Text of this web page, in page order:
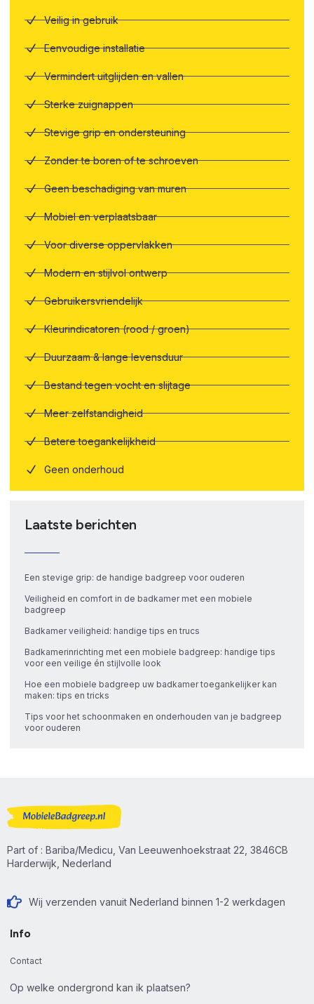
Veilig in gebruik
Eenvoudige installatie
Vermindert uitglijden en vallen
Sterke zuignappen
Stevige grip en ondersteuning
Zonder te boren of te schroeven
Geen beschadiging van muren
Mobiel en verplaatsbaar
Voor diverse oppervlakken
Modern en stijlvol ontwerp
Gebruikersvriendelijk
Kleurindicatoren (rood / groen)
Duurzaam & lange levensduur
Bestand tegen vocht en slijtage
Meer zelfstandigheid
Betere toegankelijkheid
Geen onderhoud
Laatste berichten
Een stevige grip: de handige badgreep voor ouderen
Veiligheid en comfort in de badkamer met een mobiele
badgreep
Badkamer veiligheid: handige tips en trucs
Badkamerinrichting met een mobiele badgreep: handige tips
voor een veilige én stijlvolle look
Hoe een mobiele badgreep uw badkamer toegankelijker kan
maken: tips en tricks
Tips voor het schoonmaken en onderhouden van je badgreep
voor ouderen
Part of : Bariba/Medicu, Van Leeuwenhoekstraat 22, 3846CB
Harderwijk, Nederland
Wij verzenden vanuit Nederland binnen 1-2 werkdagen
Info
Contact
Op welke ondergrond kan ik plaatsen?